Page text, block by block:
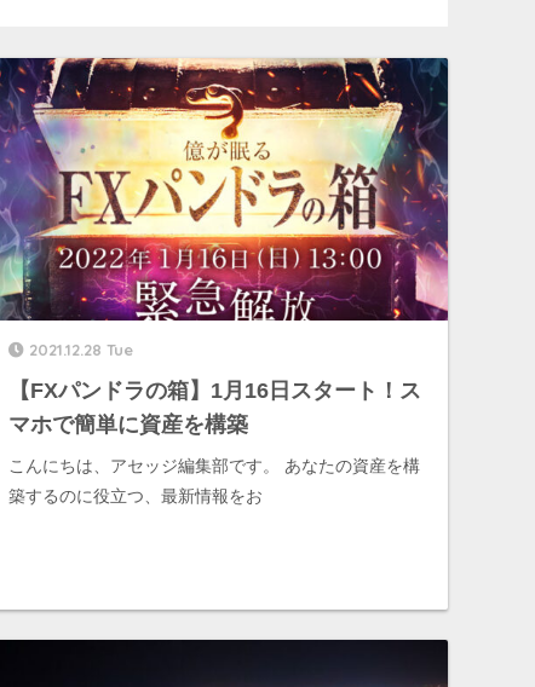
2021.12.28 Tue
【FXパンドラの箱】1月16日スタート！ス
マホで簡単に資産を構築
こんにちは、アセッジ編集部です。 あなたの資産を構
築するのに役立つ、最新情報をお